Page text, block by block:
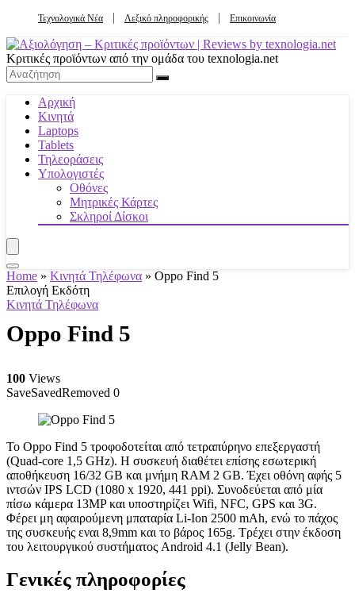
Τεχνολογικά Νέα Λεξικό πληροφορικής Επικοινωνία
Κριτικές προϊόντων από την ομάδα του texnologia.net
Αρχική
Κινητά
Laptops
Tablets
Τηλεοράσεις
Υπολογιστές
Οθόνες
Μητρικές Κάρτες
Σκληροί Δίσκοι
Home » Κινητά Τηλέφωνα » Oppo Find 5
Επιλογή Εκδότη
Κινητά Τηλέφωνα
Oppo Find 5
100 Views
SaveSavedRemoved 0
Το Oppo Find 5 τροφοδοτείται από τετραπύρηνο επεξεργαστή
(Quad-core 1,5 GHz). Η συσκευή διαθέτει επίσης εσωτερική
αποθήκευση 16/32 GB και μνήμη RAM 2 GB. Έχει οθόνη αφής 5
ιντσών IPS LCD (1080 x 1920, 441 ppi). Συνοδεύεται από μία
πίσω κάμερα 13MP και υποστηρίζει Wifi, NFC, GPS και 3G.
Φέρει μη αφαιρούμενη μπαταρία Li-Ion 2500 mAh, ενώ το πάχος
της συσκευής εναι 8,9mm και το βάρος 165g. Τρέχει στην έκδοση
του λειτουργικού συστήματος Android 4.1 (Jelly Bean).
Γενικές πληροφορίες